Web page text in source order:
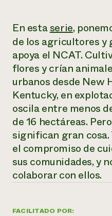
FACILITADO POR:
En estaserie,
de los agricultores y
apoya el NCAT.
flores y crían
urbanos desde New
Kentucky, en
oscila entre menos
de 16 hectáreas.
significan gran
el compromiso de
sus comunidades, y
colaborar con ellos.